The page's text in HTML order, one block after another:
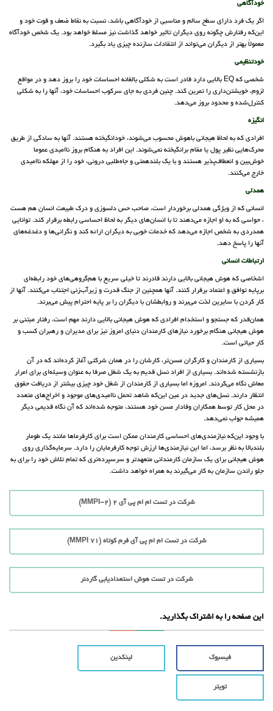
خودآگاهی
اگر یک فرد دارای سطح سالم و مناسبی از خودآگاهی باشد، نسبت به نقاط ضعف و قوت خود و
این‌که رفتارش چگونه روی دیگران تاثیر خواهد گذاشت نیز مسلط خواهد بود. یک شخص خودآگاه
معمولاً بهتر از دیگران می‌تواند از انتقادات سازنده چیزی یاد بگیرد.
خودتنظیمی
شخصی که EQ بالایی دارد قادر است به شکلی بالغانه احساسات خود را بروز دهد و در مواقع
لزوم، خویشتن‌داری را تمرین کند. چنین فردی به جای سرکوب احساسات خود، آنها را به شکلی
کنترل‌شده و محدود بروز می‌دهد.
انگیزه
افرادی که به لحاظ هیجانی باهوش محسوب می‌شوند، خودانگیخته هستند. آنها به سادگی از طریق
محرک‌هایی نظیر پول یا مقام برانگیخته نمی‌شوند. این افراد به هنگام بروز ناامیدی عموما
خوش‌بین و انعطاف‌پذیر هستند و با یک بلندهمتی و جاه‌طلبی درونی، خود را از مهلکه ناامیدی
خارج می‌کنند.
همدلی
انسانی که از ویژگی همدلی برخوردار است، صاحب حس دلسوزی و درک طبیعت انسان هم هست
، حواسی که به او اجازه می‌دهند تا با انسان‌های دیگر به لحاظ احساسی رابطه برقرار کند. توانایی
همدردی به شخص اجازه می‌دهد که خدمات خوبی به دیگران ارائه کند و نگرانی‌ها و دغدغه‌های
آنها را پاسخ دهد.
ارتباطات انسانی
اشخاصی که هوش هیجانی بالایی دارند قادرند تا خیلی سریع با هم‌گروهی‌های خود رابطه‌ای
برپایه توافق و اعتماد برقرار کنند. آنها همچنین از جنگ قدرت و زیرآب‌زنی اجتناب می‌کنند. آنها از
کار کردن با سایرین لذت می‌برند و روابطشان با دیگران را بر پایه احترام پیش می‌برند.
همان‌قدر که جستجو و استخدام افرادی که هوش هیجانی بالایی دارند مهم است، رفتار مبتنی بر
هوش هیجانی هنگام برخورد نیازهای کارمندان دنیای امروز نیز برای مدیران و رهبران کسب و
کار حیاتی است.
بسیاری از کارمندان و کارگران مسن‌تر، کارشان را در همان شرکتی آغاز کرده‌اند که در آن
بازنشسته شده‌اند. بسیاری از افراد نسل قدیم به یک شغل صرفا به عنوان وسیله‌ای برای امرار
معاش نگاه می‌کردند. امروزه اما بسیاری از کارمندان از شغل خود چیزی بیشتر از دریافت حقوق
انتظار دارند. نسل‌های جدید در عین این‌که شاهد تحمل ناامیدی‌های موجود و اخراج‌های متعدد
در محل کار توسط همکاران وفادار مسن خود هستند، متوجه شده‌اند که آن نگاه قدیمی دیگر
همیشه جواب نمی‌دهد.
با وجود این‌که نیازمندی‌های احساسی کارمندان ممکن است برای کارفرماها مانند یک طومار
بلندبالا به نظر برسد، اما این نیازمندی‌ها ارزش توجه کارفرمایان را دارد. سرمایه‌گذاری روی
هوش هیجانی برای یک سازمان کارمندانی متعهدتر و سرسپرده‌تری که تمام تلاش خود را برای به
جلو راندن سازمان به کار می‌گیرند به همراه خواهد داشت.
شرکت در تست ام ام پی آی 2 (MMPI-2)
شرکت در تست ام ام پی آی فرم کوتاه (71 MMPI)
شرکت در تست هوش استعدادیابی گاردنر
این صفحه را به اشتراک بگذارید.
فیسبوک لینکدین
تویتر